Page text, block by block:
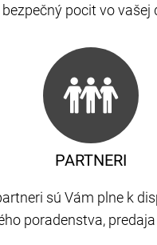
PARTNERI
sú Vám plne k
poradenstva,
pocit vo vašej